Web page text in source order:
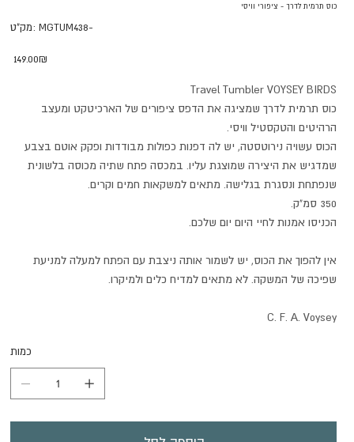
כוס תרמית לדרך - ציפורי וויסי
מק"ט: MGTUM438-
MGTUM438-
‏149.00 ‏₪
Travel Tumbler VOYSEY BIRDS
כוס תרמית לדרך שמציגה את הדפס ציפורים של הארכיטקט ומעצב
הרהיטים והטקסטיל וויסי.
הכוס עשויה נירוטסטה, יש לה דפנות כפולות מבודדות ופקק אוטם בצבע
שמדגיש את היצירה שמוצגת עליו. במכסה פתח שתיה מכוסה בלשונית
שנפתחת ונסגרת בגלישה. מתאים למשקאות חמים וקרים.
350 סמ"ק.
הכניסו אמנות לחיי היום יום שלכם.
אין להפוך את הכוס, יש לשמור אותה ניצבת עם הפתח למעלה למניעת
שפיכה של המשקה. לא מתאים למדיח כלים ולמיקרו.
C. F. A. Voysey
כמות